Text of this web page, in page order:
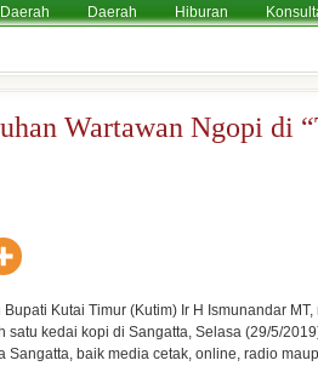
Daerah Hiburan
Wartawan Ngopi di
Bupati Kutai Timur (Kutim) Ir H Ismunandar
satu kedai kopi di Sangatta, Selasa (29/5/
Sangatta, baik media cetak, online, radio